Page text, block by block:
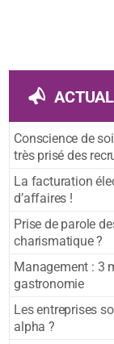
Conscience de
très prisé des
La facturation
d’affaires !
Prise de parole
charismatique ?
Management : 3
gastronomie
Les entreprises
alpha ?